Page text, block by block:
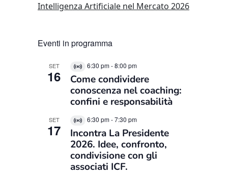
Intelligenza Artificiale nel Mercato 2026
Eventi in programma
SET
16
Virtual
Evento
6:30 pm-8:00 pm
Come condividere
conoscenza nel coaching:
confini e responsabilità
SET
17
Virtual
Evento
6:30 pm-7:30 pm
Incontra La Presidente
2026. Idee, confronto,
condivisione con gli
associati ICF.